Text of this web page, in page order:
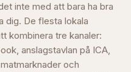
inte med att bara ha bra
dig. De flesta lokala
kombinera tre kanaler:
anslagstavlan på ICA,
och